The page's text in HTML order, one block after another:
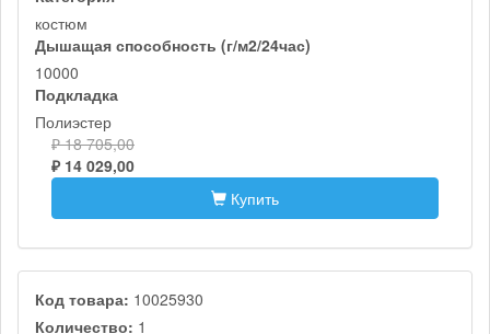
костюм
Дышащая способность (г/м2/24час)
10000
Подкладка
Полиэстер
₽ 18 705,00
₽ 14 029,00
Купить
Код товара: 10025930
Количество: 1